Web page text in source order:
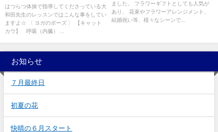
はつらつ体操で指導してくださっている大
和田先生のレッスンではこんな事をしてい
ますよ☆ 〈 ヨガのポーズ 〉 【キャット
カウ】 呼吸（内臓） ...
ました。 フラワーギフトとしても人気が
あり、 花束やフラワーアレンジメント、
結婚祝い等、様々なシーンで...
お知らせ
７月最終日
初夏の花
快晴の６月スタート